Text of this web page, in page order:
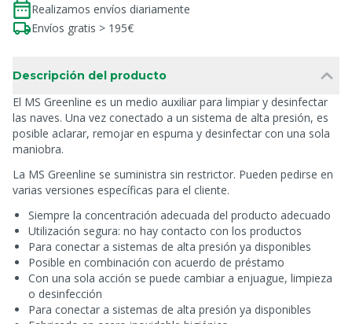
Realizamos envíos diariamente
Envíos gratis > 195€
Descripción del producto
El MS Greenline es un medio auxiliar para limpiar y desinfectar
las naves. Una vez conectado a un sistema de alta presión, es
posible aclarar, remojar en espuma y desinfectar con una sola
maniobra.
La MS Greenline se suministra sin restrictor. Pueden pedirse en
varias versiones específicas para el cliente.
Siempre la concentración adecuada del producto adecuado
Utilización segura: no hay contacto con los productos
Para conectar a sistemas de alta presión ya disponibles
Posible en combinación con acuerdo de préstamo
Con una sola acción se puede cambiar a enjuague, limpieza
o desinfección
Para conectar a sistemas de alta presión ya disponibles